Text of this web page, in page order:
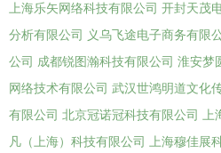
上海乐矢网络科技有限公司 开封天茂
分析有限公司
义乌飞途电子商务有限
公司 成都锐图瀚科技有限公司 淮安梦
网络技术有限公司 武汉世鸿明道文化
有限公司 北京冠诺冠科技有限公司
凡（上海）科技有限公司
上海穆佳展